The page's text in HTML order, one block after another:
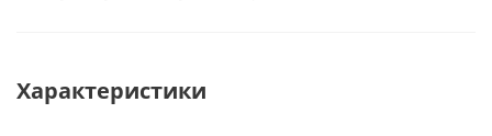
Характеристики